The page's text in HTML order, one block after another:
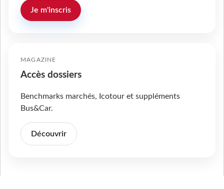
Je m'inscris
MAGAZINE
Accès dossiers
Benchmarks marchés, Icotour et suppléments
Bus&Car.
Découvrir